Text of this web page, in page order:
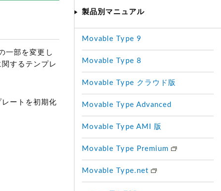
一部を変更し
するテンプレ
ートを初期化
製品別マニュアル
Movable Type 9
Movable Type 8
Movable Type クラウド版
Movable Type Advanced
Movable Type AMI 版
Movable Type Premium
Movable Type.net